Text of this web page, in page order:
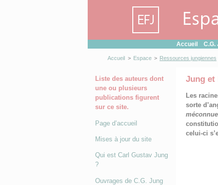
Accueil C.G.
Accueil > Espace > Ressources jungiennes
Liste des auteurs dont
une ou plusieurs
publications figurent
sur ce site.
Page d’accueil
Mises à jour du site
Qui est Carl Gustav Jung
?
Ouvrages de C.G. Jung
Jung et
Les
sorte
celui-ci